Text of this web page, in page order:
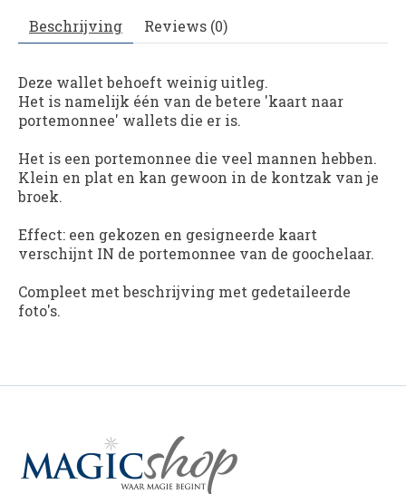
Beschrijving Reviews (0)
Deze wallet behoeft weinig uitleg.
Het is namelijk één van de betere 'kaart naar
portemonnee' wallets die er is.
Het is een portemonnee die veel mannen hebben.
Klein en plat en kan gewoon in de kontzak van je
broek.
Effect: een gekozen en gesigneerde kaart
verschijnt IN de portemonnee van de goochelaar.
Compleet met beschrijving met gedetaileerde
foto's.